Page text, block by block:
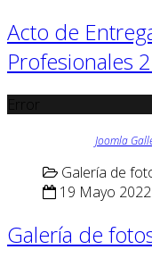
Acto de
Profesionales
Joomla
Galería de
19 Mayo 2022
Galería de